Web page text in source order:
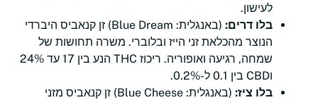
לעישון.
בלו דרים:
(באנגלית: Blue Dream) זן קנאביס היברדי
הנוצר מהכלאת זני הייז ובלוברי. משרה תחושות של
שמחה, רגיעה ואופוריה. ריכוז THC הנע בין 17 עד 24%
וCBD בין 0.1 ל-0.2%.
בלו ציז:
(באנגלית: Blue Cheese) זן קנאביס מזני